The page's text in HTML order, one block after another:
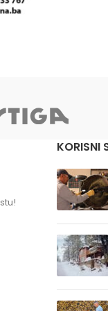
KORISNI